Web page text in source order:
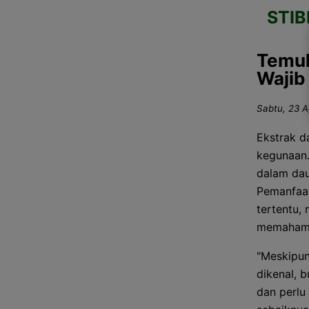
Wajib
Sabtu, 23
Ekstrak
dalam
tertentu,
dikenal,
dan